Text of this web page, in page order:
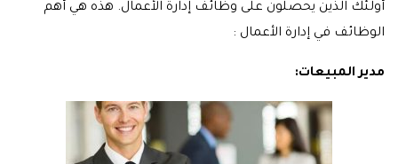
أولئك الذين يحصلون على وظائف إدارة الأعمال. هذه هي أهم
الوظائف في إدارة الأعمال :
مدير المبيعات: